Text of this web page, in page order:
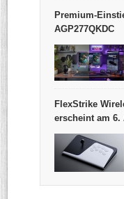
Premium-
AGP277QKDC
FlexStrike
erscheint am 6.